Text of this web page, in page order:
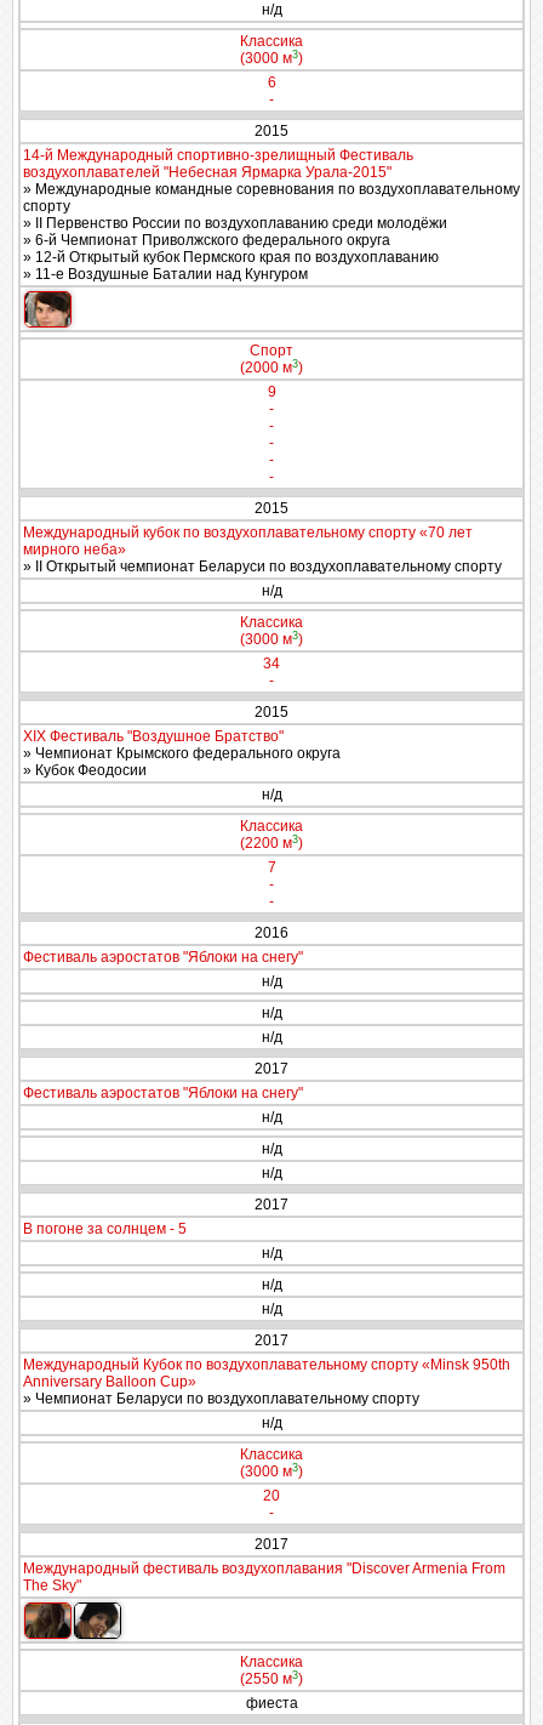
н/д
Классика
(3000 м3)
6
-
2015
14-й Международный спортивно-зрелищный Фестиваль
воздухоплавателей "Небесная Ярмарка Урала-2015"
» Международные командные соревнования по воздухоплавательному
спорту
» II Первенство России по воздухоплаванию среди молодёжи
» 6-й Чемпионат Приволжского федерального округа
» 12-й Открытый кубок Пермского края по воздухоплаванию
» 11-е Воздушные Баталии над Кунгуром
Спорт
(2000 м3)
9
-
-
-
-
-
2015
Международный кубок по воздухоплавательному спорту «70 лет
мирного неба»
» II Открытый чемпионат Беларуси по воздухоплавательному спорту
н/д
Классика
(3000 м3)
34
-
2015
XIX Фестиваль "Воздушное Братство"
» Чемпионат Крымского федерального округа
» Кубок Феодосии
н/д
Классика
(2200 м3)
7
-
-
2016
Фестиваль аэростатов "Яблоки на снегу"
н/д
н/д
н/д
2017
Фестиваль аэростатов "Яблоки на снегу"
н/д
н/д
н/д
2017
В погоне за солнцем - 5
н/д
н/д
н/д
2017
Международный Кубок по воздухоплавательному спорту «Minsk 950th
Anniversary Balloon Cup»
» Чемпионат Беларуси по воздухоплавательному спорту
н/д
Классика
(3000 м3)
20
-
2017
Международный фестиваль воздухоплавания "Discover Armenia From
The Sky"
Классика
(2550 м3)
фиеста